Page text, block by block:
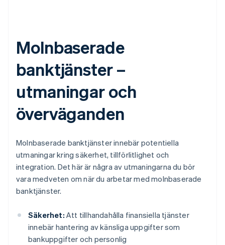
Molnbaserade
banktjänster –
utmaningar och
överväganden
Molnbaserade banktjänster innebär potentiella
utmaningar kring säkerhet, tillförlitlighet och
integration. Det här är några av utmaningarna du bör
vara medveten om när du arbetar med molnbaserade
banktjänster.
Säkerhet: Att tillhandahålla finansiella tjänster
innebär hantering av känsliga uppgifter som
bankuppgifter och personlig